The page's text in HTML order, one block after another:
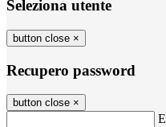
Seleziona utente
button close ×
Recupero password
button close ×